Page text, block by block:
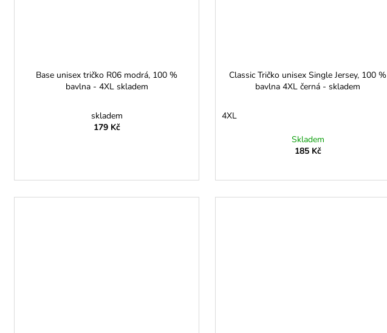
Base unisex tričko R06 modrá, 100 %
bavlna - 4XL skladem
skladem
179 Kč
Classic Tričko unisex Single Jersey, 100 %
bavlna 4XL černá - skladem
4XL
Skladem
185 Kč